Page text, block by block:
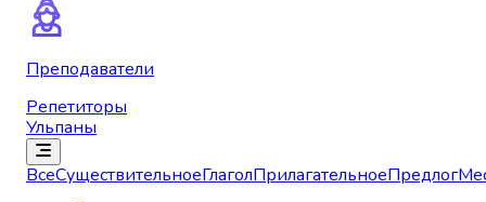
Преподаватели
Репетиторы
Ульпаны
ВсеСуществительноеГлаголПрилагательноеПредлог